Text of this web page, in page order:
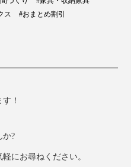
ス
#おまとめ割引
！
か?
にお尋ねください。